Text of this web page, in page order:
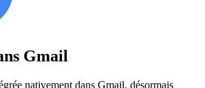
Gmail
nativement dans Gmail, désormais